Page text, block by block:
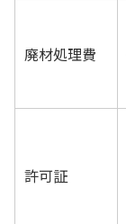
廃材処理費
許可証